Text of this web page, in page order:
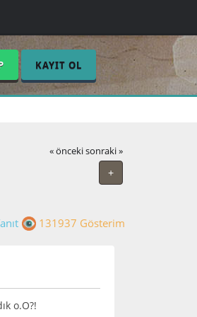
KAYIT OL
« önceki sonraki »
+
131937 Gösterim
o.O?!